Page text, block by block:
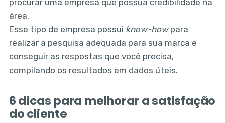
área.
Esse tipo de empresa possui know-howpara
realizar a pesquisa adequada para sua marca e
conseguir as respostas que você precisa,
compilando os resultados em dados úteis.
6 dicas para melhorar a satisfação
do cliente